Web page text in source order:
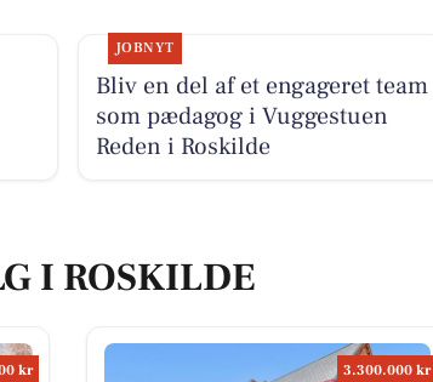
JOBNYT
Bliv en del af et engageret team
som pædagog i Vuggestuen
Reden i Roskilde
I ROSKILDE
kr
3.300.000 kr